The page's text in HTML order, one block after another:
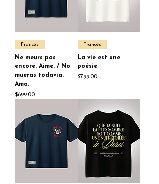
Francés
Ne meurs pas
encore. Aime. / No
mueras todavía.
Ama.
Price
$699.00
Francés
La vie est une
poésie
Price
$799.00